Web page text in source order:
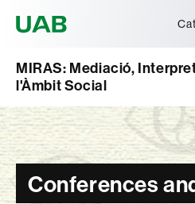
MIRAS: Mediació,
l'Àmbit Social
Conferences